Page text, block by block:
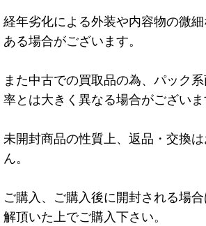
経年劣化による外装や内容物の微
ある場合がございます。
また中古での買取品の為、パック
率とは大きく異なる場合がございま
未開封商品の性質上、返品・交換
ん。
ご購入、ご購入後に開封される場
解頂いた上でご購入下さい。